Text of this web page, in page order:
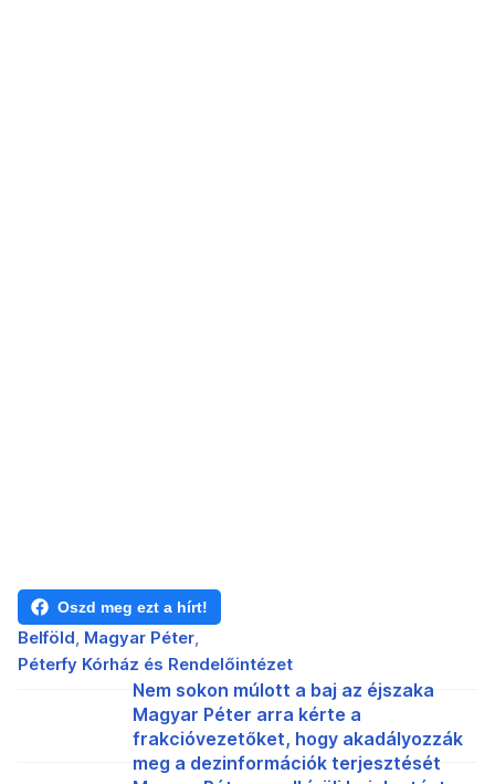
Oszd meg ezt a hírt!
Belföld Magyar Péter
Péterfy Kórház és Rendelőintézet
Nem sokon múlott a baj az éjszaka
Magyar Péter arra kérte a
frakcióvezetőket, hogy akadályozzák
meg a dezinformációk terjesztését